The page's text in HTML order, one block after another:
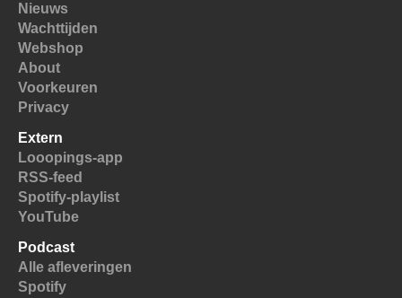
Nieuws
Wachttijden
Webshop
About
Voorkeuren
Privacy
Extern
Looopings-app
RSS-feed
Spotify-playlist
YouTube
Podcast
Alle afleveringen
Spotify